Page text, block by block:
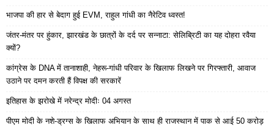
भाजपा की हार से बेदाग हुई EVM, राहुल गांधी का नैरेटिव ध्वस्त!
जंतर-मंतर पर हुंकार, झारखंड के छात्रों के दर्द पर सन्नाटा: सेलिब्रिटी का यह दोहरा रवैया
क्यों?
कांग्रेस के DNA में तानाशाही, नेहरू-गांधी परिवार के खिलाफ लिखने पर गिरफ्तारी, आवाज
उठाने पर दमन करती हैं विपक्ष की सरकारें
इतिहास के झरोखे में नरेन्द्र मोदीः 04 अगस्त
पीएम मोदी के नशे-ड्रग्स के खिलाफ अभियान के साथ ही राजस्थान में पाक से आई 50 करोड़